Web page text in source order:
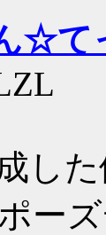
☆て
し
ー